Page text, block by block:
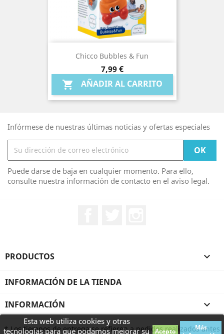
Esta web utiliza cookies y otras
tecnologías para que podamos mejorar su
Acepto
Más
Chicco Bubbles & Fun
Precio
7,99 €
 AÑADIR AL CARRITO
Infórmese de nuestras últimas noticias y ofertas especiales
Puede darse de baja en cualquier momento. Para ello,
consulte nuestra información de contacto en el aviso legal.
PRODUCTOS 
INFORMACIÓN DE LA TIENDA
INFORMACIÓN 
* Los tiempos de entrega se refieren a pedidos realizados antes